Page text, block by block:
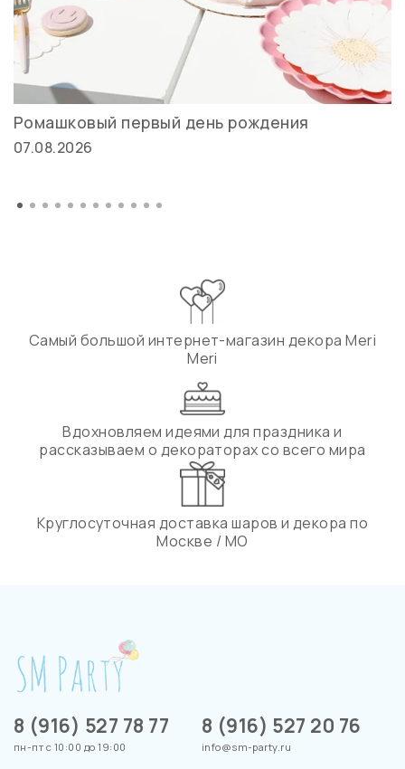
Ромашковый первый день рождения
07.08.2026
Самый большой интернет-магазин декора Meri
Meri
Вдохновляем идеями для праздника и
рассказываем о декораторах со всего мира
Круглосуточная доставка шаров и декора по
Москве / МО
8 (916) 527 78 77
пн-пт с 10:00 до 19:00
8 (916) 527 20 76
info@sm-party.ru